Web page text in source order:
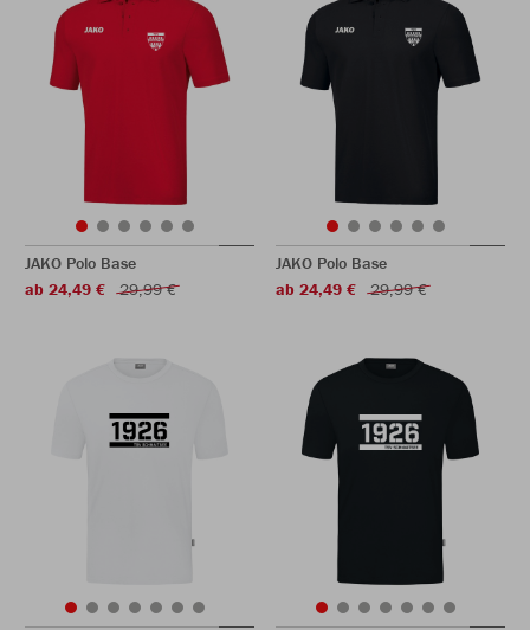
JAKO Polo Base
ab 24,49 €
29,99 €
JAKO Polo Base
ab 24,49 €
29,99 €